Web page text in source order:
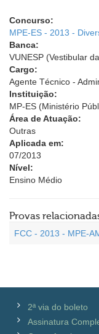
Concurso:
MPE-ES - 2013 -
Banca:
VUNESP (Vestibular
Cargo:
Agente Técnico -
Instituição:
MP-ES (Ministério
Área de Atuação:
Outras
Aplicada em:
07/2013
Nível:
Ensino Médio
Provas
FCC - 2013 - MPE-
2ª via do boleto
Assinatura